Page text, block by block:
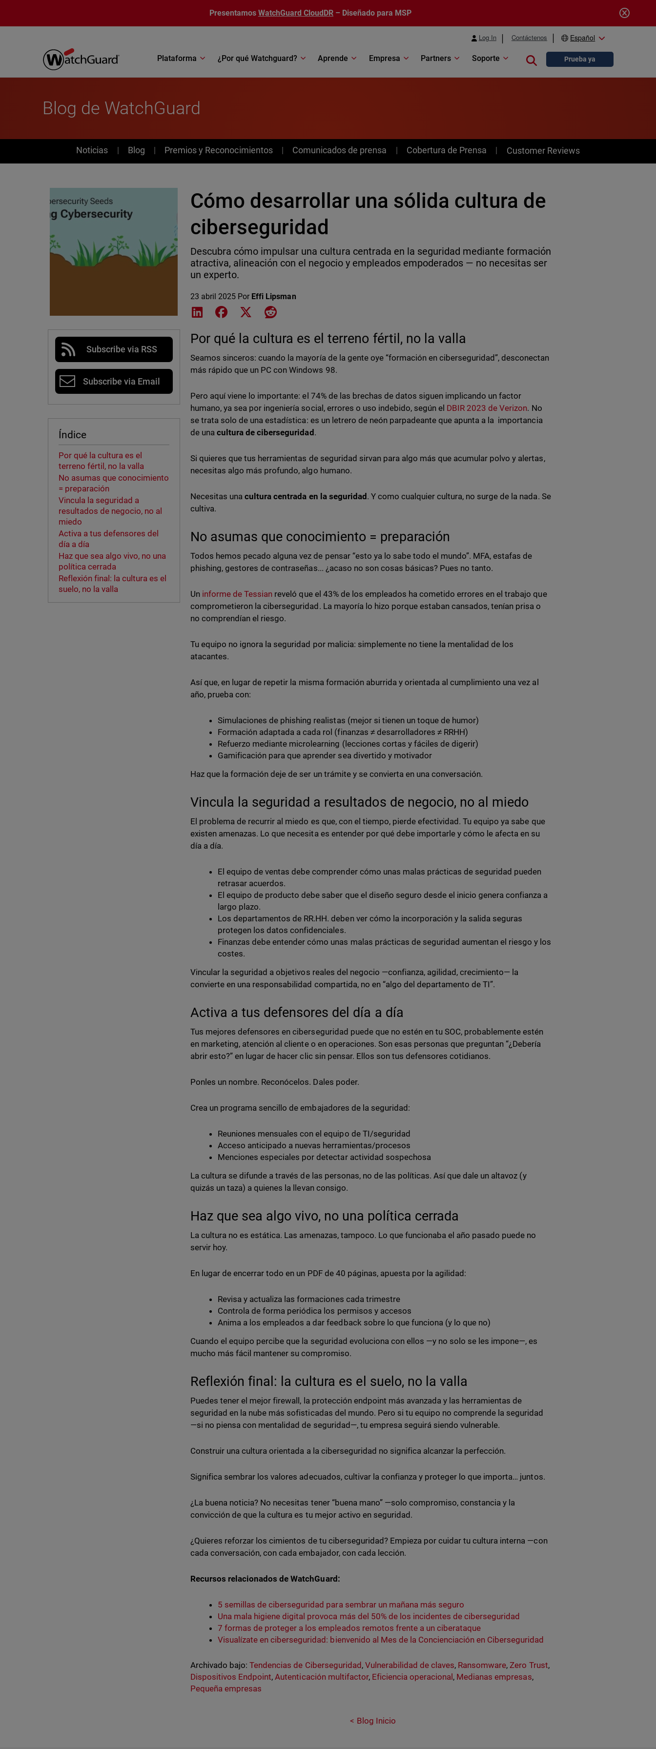
Presentamos WatchGuard CloudDR – Diseñado para MSP
Log In Contáctenos Español
Plataforma ¿Por qué Watchguard? Aprende Empresa Partners Soporte Close searchPrueba ya
Blog de WatchGuard
News
Noticias Blog Premios y Reconocimientos Comunicados de prensa Cobertura de Prensa Customer Reviews
Subscribe via RSS
Subscribe via Email
Índice
Por qué la cultura es el
terreno fértil, no la valla
No asumas que conocimiento
= preparación
Vincula la seguridad a
resultados de negocio, no al
miedo
Activa a tus defensores del
día a día
Haz que sea algo vivo, no una
política cerrada
Reflexión final: la cultura es el
suelo, no la valla
Cómo desarrollar una sólida cultura de
ciberseguridad
Descubra cómo impulsar una cultura centrada en la seguridad mediante formación
atractiva, alineación con el negocio y empleados empoderados — no necesitas ser
un experto.
23 abril 2025 Por Effi Lipsman
Share on LinkedIn
Share on Facebook
Share on XShare on Reddit
Por qué la cultura es el terreno fértil, no la valla
Seamos sinceros: cuando la mayoría de la gente oye “formación en ciberseguridad”, desconectan
más rápido que un PC con Windows 98.
Pero aquí viene lo importante: el 74% de las brechas de datos siguen implicando un factor
humano, ya sea por ingeniería social, errores o uso indebido, según el DBIR 2023 de Verizon. No
se trata solo de una estadística: es un letrero de neón parpadeante que apunta a la importancia
de unacultura de ciberseguridad .
Si quieres que tus herramientas de seguridad sirvan para algo más que acumular polvo y alertas,
necesitas algo más profundo, algo humano.
Necesitas unacultura centrada en la seguridad . Y como cualquier cultura, no surge de la nada. Se
cultiva.
No asumas que conocimiento = preparación
Todos hemos pecado alguna vez de pensar “esto ya lo sabe todo el mundo”. MFA, estafas de
phishing, gestores de contraseñas... ¿acaso no son cosas básicas? Pues no tanto.
Un informe de Tessian reveló que el 43% de los empleados ha cometido errores en el trabajo que
comprometieron la ciberseguridad. La mayoría lo hizo porque estaban cansados, tenían prisa o
no comprendían el riesgo.
Tu equipo no ignora la seguridad por malicia: simplemente no tiene la mentalidad de los
atacantes.
Así que, en lugar de repetir la misma formación aburrida y orientada al cumplimiento una vez al
año, prueba con:
Simulaciones de phishing realistas (mejor si tienen un toque de humor)
Formación adaptada a cada rol (finanzas ≠ desarrolladores ≠ RRHH)
Refuerzo mediante microlearning (lecciones cortas y fáciles de digerir)
Gamificación para que aprender sea divertido y motivador
Haz que la formación deje de ser un trámite y se convierta en una conversación.
Vincula la seguridad a resultados de negocio, no al miedo
El problema de recurrir al miedo es que, con el tiempo, pierde efectividad. Tu equipo ya sabe que
existen amenazas. Lo que necesita es entender por qué debe importarle y cómo le afecta en su
día a día.
El equipo de ventas debe comprender cómo unas malas prácticas de seguridad pueden
retrasar acuerdos.
El equipo de producto debe saber que el diseño seguro desde el inicio genera confianza a
largo plazo.
Los departamentos de RR.HH. deben ver cómo la incorporación y la salida seguras
protegen los datos confidenciales.
Finanzas debe entender cómo unas malas prácticas de seguridad aumentan el riesgo y los
costes.
Vincular la seguridad a objetivos reales del negocio —confianza, agilidad, crecimiento— la
convierte en una responsabilidad compartida, no en “algo del departamento de TI”.
Activa a tus defensores del día a día
Tus mejores defensores en ciberseguridad puede que no estén en tu SOC, probablemente estén
en marketing, atención al cliente o en operaciones. Son esas personas que preguntan “¿Debería
abrir esto?” en lugar de hacer clic sin pensar. Ellos son tus defensores cotidianos.
Ponles un nombre. Reconócelos. Dales poder.
Crea un programa sencillo de embajadores de la seguridad:
Reuniones mensuales con el equipo de TI/seguridad
Acceso anticipado a nuevas herramientas/procesos
Menciones especiales por detectar actividad sospechosa
La cultura se difunde a través de las personas, no de las políticas. Así que dale un altavoz (y
quizás un taza) a quienes la llevan consigo.
Haz que sea algo vivo, no una política cerrada
La cultura no es estática. Las amenazas, tampoco. Lo que funcionaba el año pasado puede no
servir hoy.
En lugar de encerrar todo en un PDF de 40 páginas, apuesta por la agilidad:
Revisa y actualiza las formaciones cada trimestre
Controla de forma periódica los permisos y accesos
Anima a los empleados a dar feedback sobre lo que funciona (y lo que no)
Cuando el equipo percibe que la seguridad evoluciona con ellos —y no solo se les impone—, es
mucho más fácil mantener su compromiso.
Reflexión final: la cultura es el suelo, no la valla
Puedes tener el mejor firewall, la protección endpoint más avanzada y las herramientas de
seguridad en la nube más sofisticadas del mundo. Pero si tu equipo no comprende la seguridad
—si no piensa con mentalidad de seguridad—, tu empresa seguirá siendo vulnerable.
Construir una cultura orientada a la ciberseguridad no significa alcanzar la perfección.
Significa sembrar los valores adecuados, cultivar la confianza y proteger lo que importa… juntos.
¿La buena noticia? No necesitas tener “buena mano” —solo compromiso, constancia y la
convicción de que la cultura es tu mejor activo en seguridad.
¿Quieres reforzar los cimientos de tu ciberseguridad? Empieza por cuidar tu cultura interna —con
cada conversación, con cada embajador, con cada lección.
Recursos relacionados de WatchGuard:
5 semillas de ciberseguridad para sembrar un mañana más seguro
Una mala higiene digital provoca más del 50% de los incidentes de ciberseguridad
7 formas de proteger a los empleados remotos frente a un ciberataque
Visualízate en ciberseguridad: bienvenido al Mes de la Concienciación en Ciberseguridad
Archivado bajo: Tendencias de Ciberseguridad , Vulnerabilidad de claves, Ransomware,Zero Trust,
Dispositivos Endpoint,Autenticación multifactor, Eficiencia operacional , Medianas empresas,
Pequeña empresas
Blog Inicio